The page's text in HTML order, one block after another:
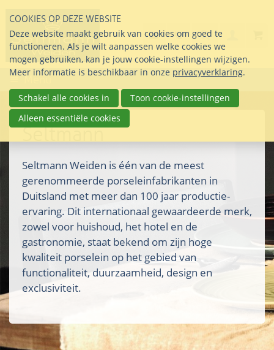
links
over
Direct
naar
inhoud
Direct
naar
het
info@seltmann-
Stel uw vraag
085 76 07 000
Search
Menu
Seltmann
Seltmann Weiden is één van de meest
gerenommeerde porseleinfabrikanten in
Duitsland met meer dan 100 jaar productie-
ervaring. Dit internationaal gewaardeerde merk,
zowel voor huishoud, het hotel en de
gastronomie, staat bekend om zijn hoge
kwaliteit porselein op het gebied van
functionaliteit, duurzaamheid, design en
exclusiviteit.
COOKIES OP DEZE WEBSITE
Deze website maakt gebruik van cookies om goed te
functioneren. Als je wilt aanpassen welke cookies we
mogen gebruiken, kan je jouw cookie-instellingen wijzigen.
Meer informatie is beschikbaar in onze privacyverklaring.
Schakel alle cookies in
Toon cookie-instellingen
Alleen essentiële cookies